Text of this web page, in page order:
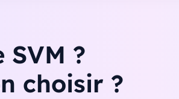
SVM ?
choisir ?